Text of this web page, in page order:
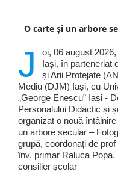
O carte și un arbore
J
oi, 06 august
Iași, în parteneriat
și Arii Protejate
Mediu (DJM) Iași, cu
„George Enescu” Iași -
Personalului Didactic și
organizat o nouă
un arbore secular –
grupă, coordonați de
înv. primar Raluca
consilier școlar